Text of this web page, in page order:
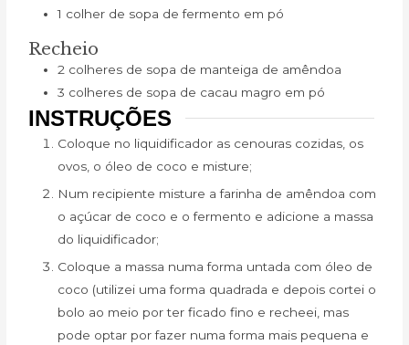
1 colher de sopa de fermento em pó
Recheio
2 colheres de sopa de manteiga de amêndoa
3 colheres de sopa de cacau magro em pó
INSTRUÇÕES
Coloque no liquidificador as cenouras cozidas, os
ovos, o óleo de coco e misture;
Num recipiente misture a farinha de amêndoa com
o açúcar de coco e o fermento e adicione a massa
do liquidificador;
Coloque a massa numa forma untada com óleo de
coco (utilizei uma forma quadrada e depois cortei o
bolo ao meio por ter ficado fino e recheei, mas
pode optar por fazer numa forma mais pequena e